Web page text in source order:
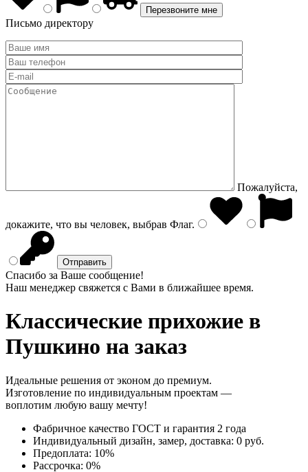
Письмо директору
Пожалуйста,
докажите, что вы человек, выбрав Флаг.
Спасибо за Ваше сообщение!
Наш менеджер свяжется с Вами в ближайшее время.
Классические прихожие в
Пушкино на заказ
Идеальные решения от эконом до премиум.
Изготовление по индивидуальным проектам —
воплотим любую вашу мечту!
Фабричное качество ГОСТ и гарантия 2 года
Индивидуальный дизайн, замер, доставка: 0 руб.
Предоплата: 10%
Рассрочка: 0%